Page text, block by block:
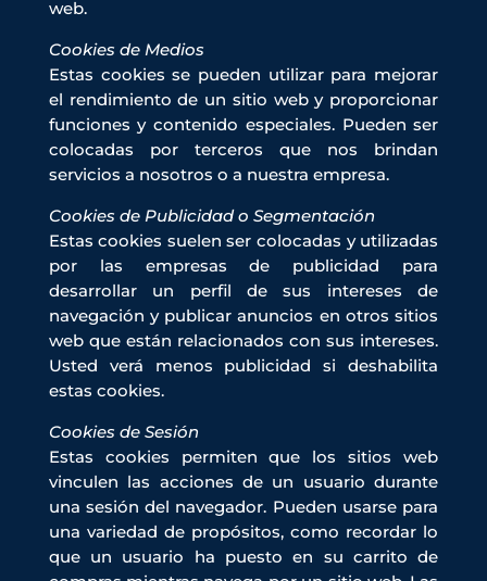
web.
Cookies de Medios
Estas cookies se pueden utilizar para mejorar
el rendimiento de un sitio web y proporcionar
funciones y contenido especiales. Pueden ser
colocadas por terceros que nos brindan
servicios a nosotros o a nuestra empresa.
Cookies de Publicidad o Segmentación
Estas cookies suelen ser colocadas y utilizadas
por las empresas de publicidad para
desarrollar un perfil de sus intereses de
navegación y publicar anuncios en otros sitios
web que están relacionados con sus intereses.
Usted verá menos publicidad si deshabilita
estas cookies.
Cookies de Sesión
Estas cookies permiten que los sitios web
vinculen las acciones de un usuario durante
una sesión del navegador. Pueden usarse para
una variedad de propósitos, como recordar lo
que un usuario ha puesto en su carrito de